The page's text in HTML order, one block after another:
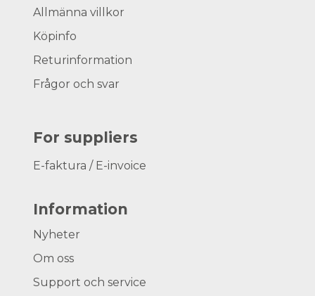
Allmänna villkor
Köpinfo
Returinformation
Frågor och svar
For suppliers
E-faktura / E-invoice
Information
Nyheter
Om oss
Support och service